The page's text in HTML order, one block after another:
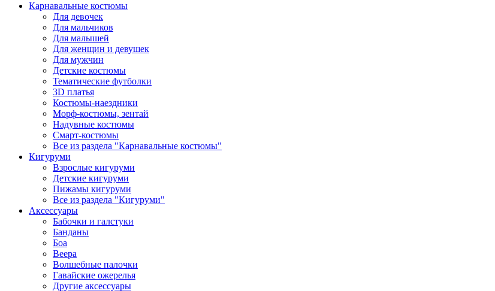
Карнавальные костюмы
Для девочек
Для мальчиков
Для малышей
Для женщин и девушек
Для мужчин
Детские костюмы
Тематические футболки
3D платья
Костюмы-наездники
Морф-костюмы, зентай
Надувные костюмы
Смарт-костюмы
Все из раздела "Карнавальные костюмы"
Кигуруми
Взрослые кигуруми
Детские кигуруми
Пижамы кигуруми
Все из раздела "Кигуруми"
Аксессуары
Бабочки и галстуки
Банданы
Боа
Веера
Волшебные палочки
Гавайские ожерелья
Другие аксессуары